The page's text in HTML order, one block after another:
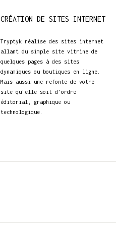
CRÉATION DE SITES INTERNET
Tryptyk réalise des sites internet
allant du simple site vitrine de
quelques pages à des sites
dynamiques ou boutiques en ligne.
Mais aussi une refonte de votre
site qu'elle soit d'ordre
éditorial, graphique ou
technologique.